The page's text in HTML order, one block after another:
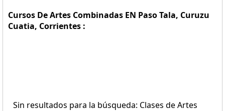
Cursos De Artes Combinadas EN Paso Tala, Curuzu
Cuatia, Corrientes :
Sin resultados para la búsqueda: Clases de Artes